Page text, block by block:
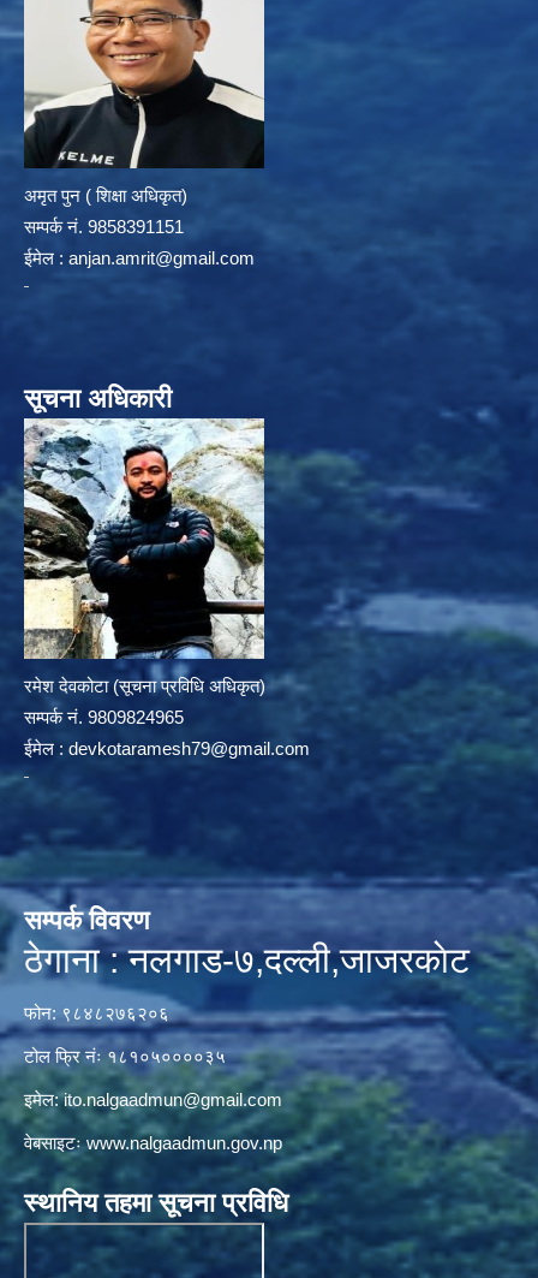
अमृत पुन ( शिक्षा अधिकृत)
सम्पर्क न‌ं. 9858391151
ईमेल : anjan.amrit@gmail.com
सूचना अधिकारी
रमेश देवकोटा (सूचना प्रविधि अधिकृत)
सम्पर्क न‌ं. 9809824965
ईमेल : devkotaramesh79@gmail.com
सम्पर्क विवरण
ठेगाना : नलगाड-७,दल्ली,जाजरकाेट
फोन: ९८४८२७६२०६
टोल फ्रि नंः १८१०५००००३५
इमेल:ito.nalgaadmun@gmail.com
वेबसाइटःwww.nalgaadmun.gov.np
स्थानिय तहमा सूचना प्रविधि